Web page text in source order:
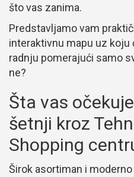
što vas zanima.
Predstavljamo vam
interaktivnu mapu uz
radnju pomerajući samo
ne?
Šta vas
šetnji kroz
Shopping
Širok asortiman i